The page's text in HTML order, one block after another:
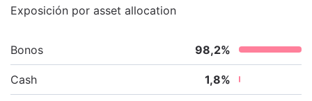
Exposición por asset allocation
Bonos 98,2%
Cash 1,8%